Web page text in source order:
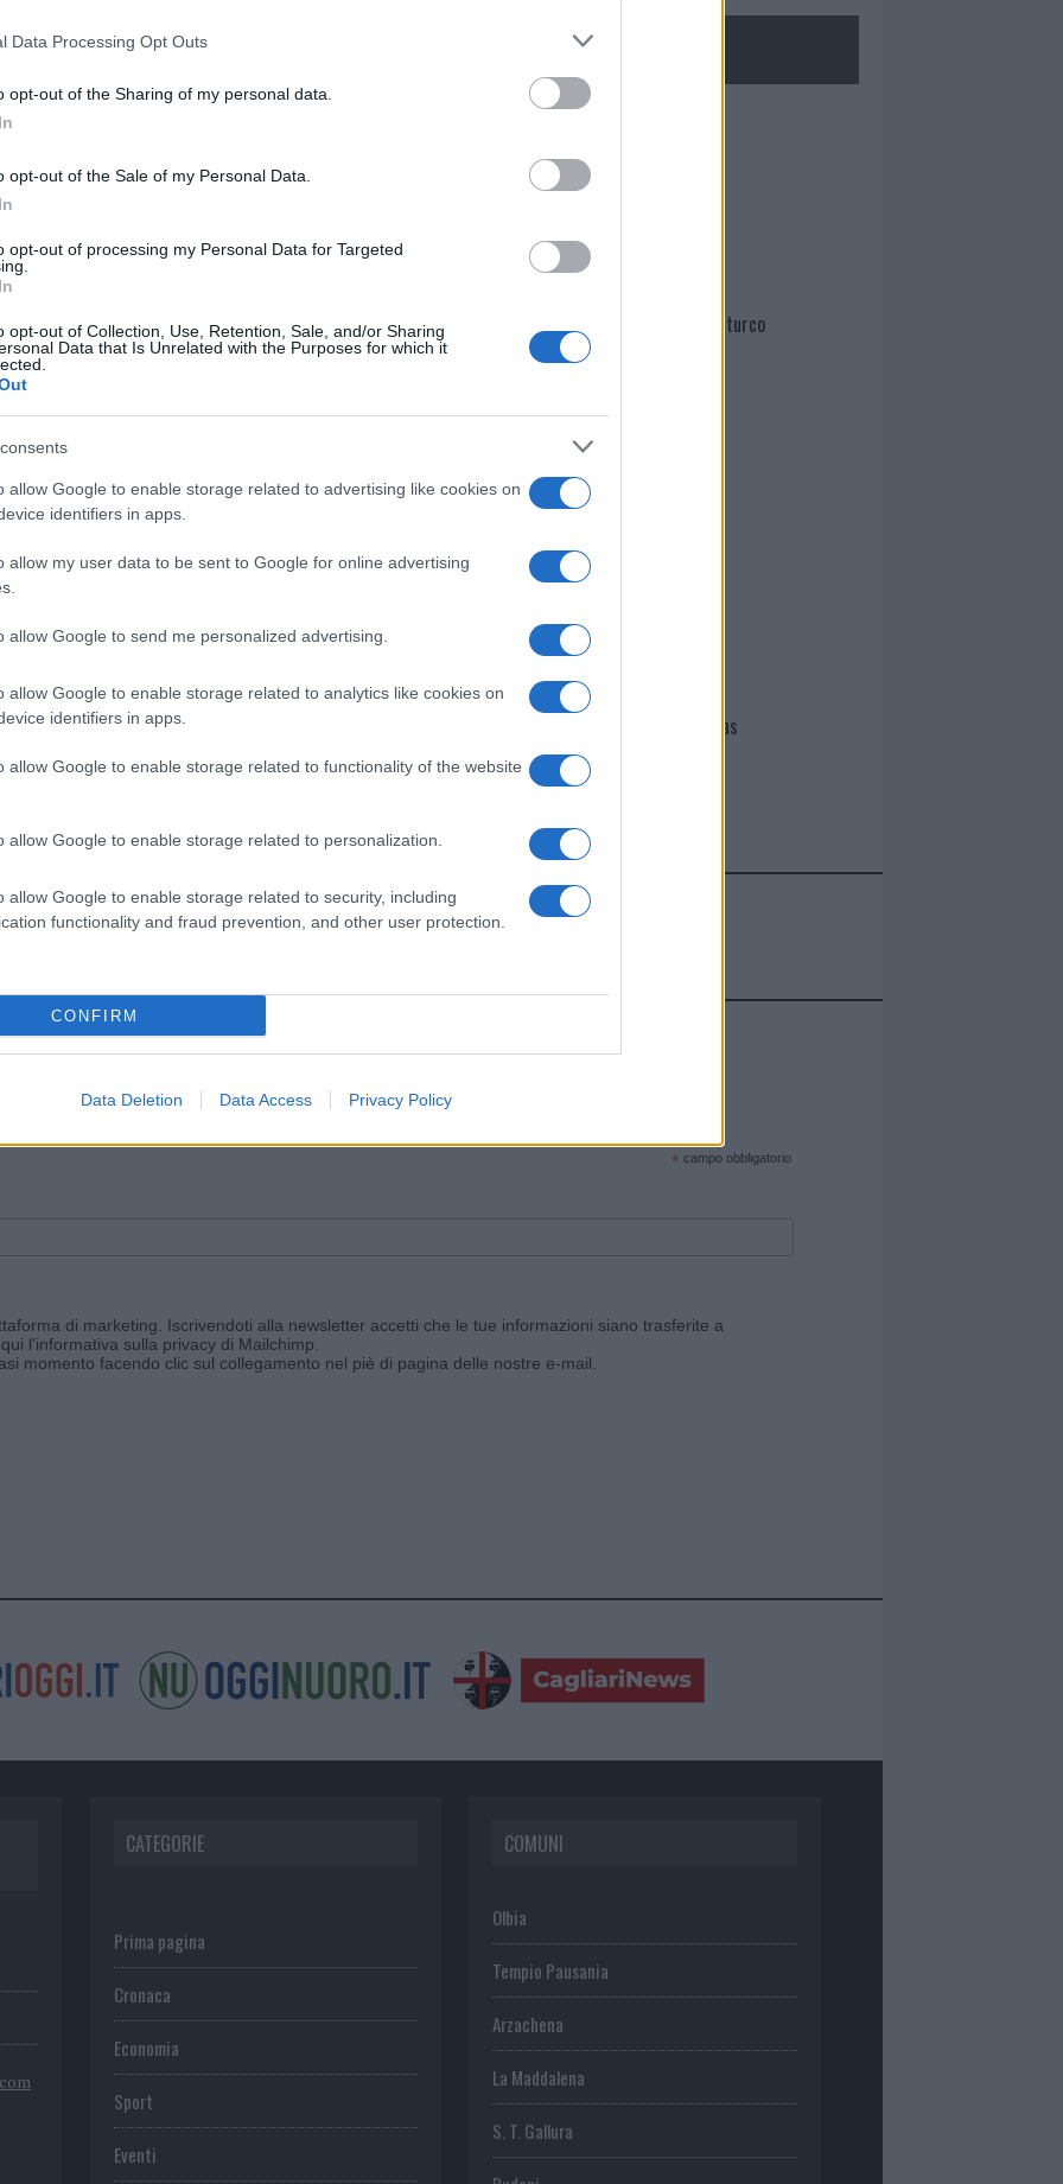
Data Processing Opt Outs
opt-out of the Sharing of my personal data.
opt-out of the Sale of my Personal Data.
opt-out of processing my Personal Data for Targeted
opt-out of Collection, Use, Retention, Sale, and/or Sharing
Data that Is Unrelated with the Purposes for which it
allow Google to enable storage related to advertising like cookies on
identifiers in apps.
allow my user data to be sent to Google for online advertising
allow Google to send me personalized advertising.
allow Google to enable storage related to analytics like cookies on
identifiers in apps.
allow Google to enable storage related to functionality of the website
allow Google to enable storage related to personalization.
allow Google to enable storage related to security, including
functionality and fraud prevention, and other user protection.
CONFIRM
Data Deletion Data Access Privacy Policy
nella sezioneLogin
Prossimo articolo
NECROLOGIE
Martina Agostina Diturco
I nostri cari
I nostri cari
Giovannimaria Cabras
Invia un Comunicato Stampa|Pubblicità|Segnala
e ricevi le nostre email periodiche contenenti le ultime notizie pubblicate sul sito web!
* campo obbligatorio
di marketing. Iscrivendoti alla newsletter accetti che le tue informazioni siano trasferite a
l'informativa sulla privacy di Mailchimp
momento facendo clic sul collegamento nel piè di pagina delle nostre e-mail.
CATEGORIE
Prima pagina
Cronaca
Economia
Sport
Eventi
COMUNI
Olbia
Tempio Pausania
Arzachena
La Maddalena
S. T. Gallura